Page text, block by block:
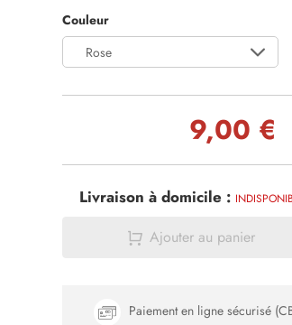
Couleur
Rose
9,00 €
Livraison à domicile :
Ajouter au panier
Paiement en ligne sécurisé